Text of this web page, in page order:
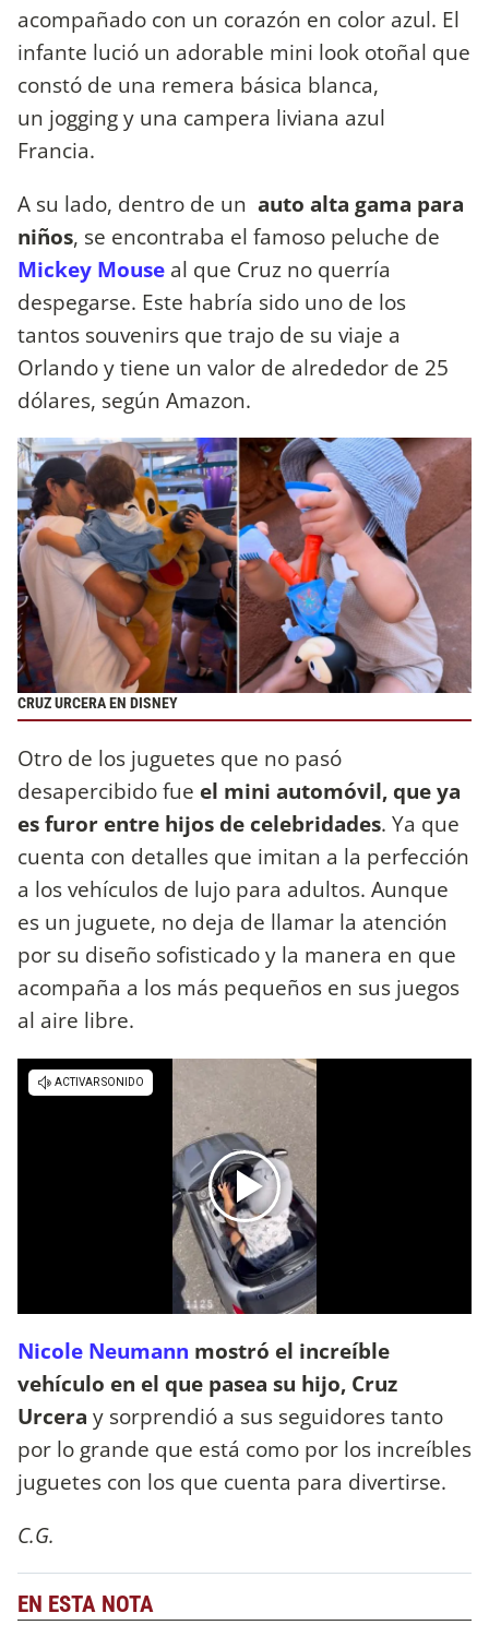
acompañado con un corazón en color azul. El
infante lució un adorable mini look otoñal que
constó de una remera básica blanca,
un jogging y una campera liviana azul
Francia.
A su lado, dentro de un auto alta gama para
niños, se encontraba el famoso peluche de
Mickey Mouse al que Cruz no querría
despegarse. Este habría sido uno de los
tantos souvenirs que trajo de su viaje a
Orlando y tiene un valor de alrededor de 25
dólares, según Amazon.
CRUZ URCERA EN DISNEY
Otro de los juguetes que no pasó
desapercibido fue el mini automóvil, que ya
es furor entre hijos de celebridades. Ya que
cuenta con detalles que imitan a la perfección
a los vehículos de lujo para adultos. Aunque
es un juguete, no deja de llamar la atención
por su diseño sofisticado y la manera en que
acompaña a los más pequeños en sus juegos
al aire libre.
Nicole Neumann mostró el increíble
vehículo en el que pasea su hijo, Cruz
Urcera y sorprendió a sus seguidores tanto
por lo grande que está como por los increíbles
juguetes con los que cuenta para divertirse.
C.G.
EN ESTA NOTA